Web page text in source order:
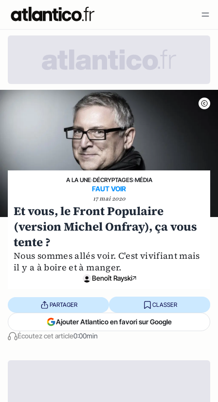
A LA UNE›DÉCRYPTAGES›MÉDIA
FAUT VOIR
17 mai 2020
Et vous, le Front Populaire
(version Michel Onfray), ça vous
tente ?
Nous sommes allés voir. C'est vivifiant mais
il y a à boire et à manger.
Benoît Rayski
Écoutez cet article0:00min
PARTAGER CLASSER
Ajouter Atlantico en favori sur Google